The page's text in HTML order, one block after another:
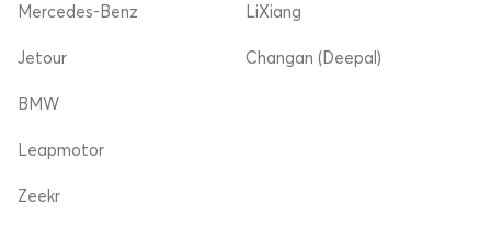
Mercedes-Benz
Jetour
LiXiang
Changan (Deepal)
BMW
Leapmotor
Zeekr